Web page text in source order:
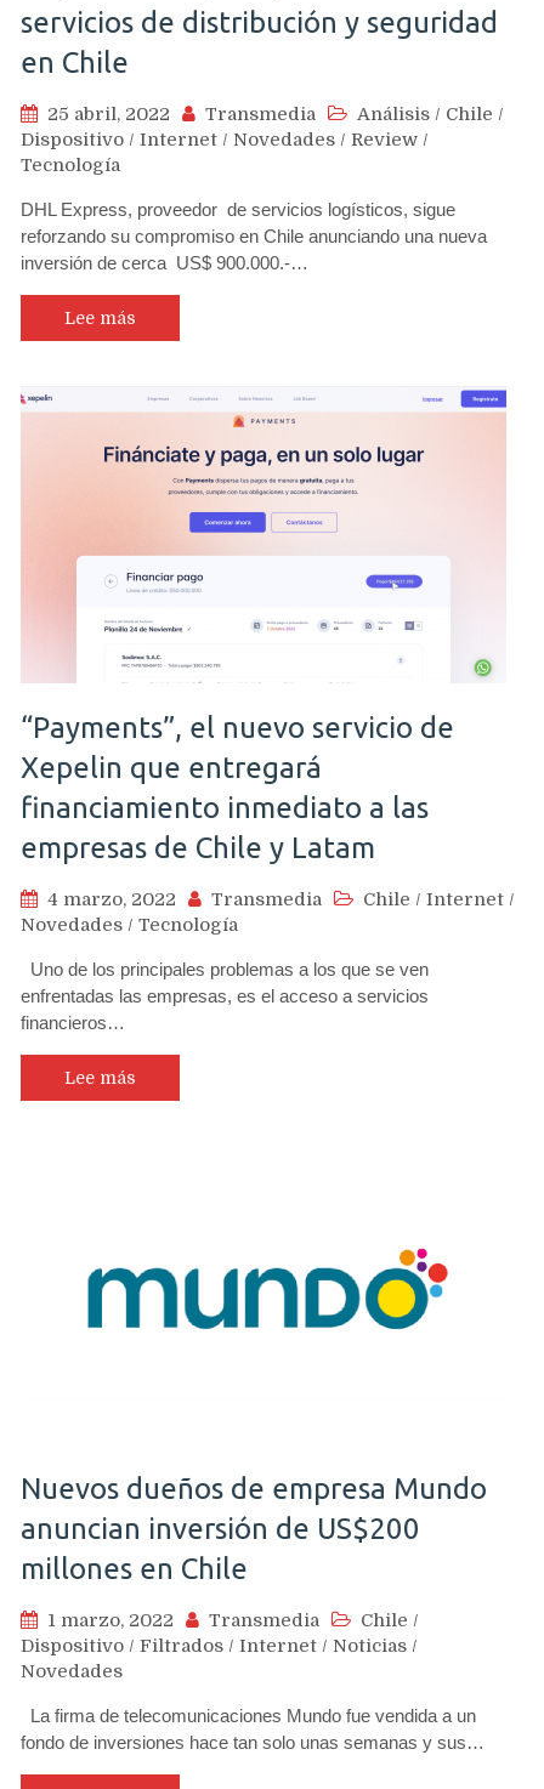
servicios de distribución y seguridad
en Chile
25 abril, 2022 Transmedia Análisis / Chile /
Dispositivo / Internet / Novedades / Review /
Tecnología
DHL Express, proveedor de servicios logísticos, sigue
reforzando su compromiso en Chile anunciando una nueva
inversión de cerca US$ 900.000.-…
Lee más
“Payments”, el nuevo servicio de
Xepelin que entregará
financiamiento inmediato a las
empresas de Chile y Latam
4 marzo, 2022 Transmedia Chile / Internet /
Novedades / Tecnología
Uno de los principales problemas a los que se ven
enfrentadas las empresas, es el acceso a servicios
financieros…
Lee más
Nuevos dueños de empresa Mundo
anuncian inversión de US$200
millones en Chile
1 marzo, 2022 Transmedia Chile /
Dispositivo / Filtrados / Internet / Noticias /
Novedades
La firma de telecomunicaciones Mundo fue vendida a un
fondo de inversiones hace tan solo unas semanas y sus…